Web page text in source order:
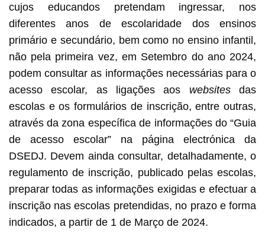
cujos educandos pretendam ingressar, nos
diferentes anos de escolaridade dos ensinos
primário e secundário, bem como no ensino infantil,
não pela primeira vez, em Setembro do ano 2024,
podem consultar as informações necessárias para o
acesso escolar, as ligações aos websitesdas
escolas e os formulários de inscrição, entre outras,
através da zona específica de informações do “Guia
de acesso escolar” na página electrónica da
DSEDJ. Devem ainda consultar, detalhadamente, o
regulamento de inscrição, publicado pelas escolas,
preparar todas as informações exigidas e efectuar a
inscrição nas escolas pretendidas, no prazo e forma
indicados, a partir de 1 de Março de 2024.